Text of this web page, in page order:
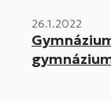
26.1.2022